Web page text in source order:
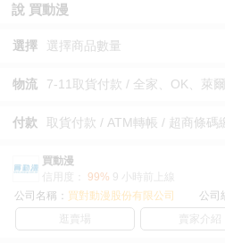
說 買動漫
選擇 選擇商品數量
物流
付款 取貨付款 / ATM轉帳 / 超商條碼
買動漫
信用度：
99% 9 小時前上線
公司名稱： 買對動漫股份有限公司 公司統
逛賣場
賣家介紹